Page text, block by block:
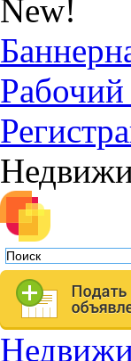
New!
Рабочий